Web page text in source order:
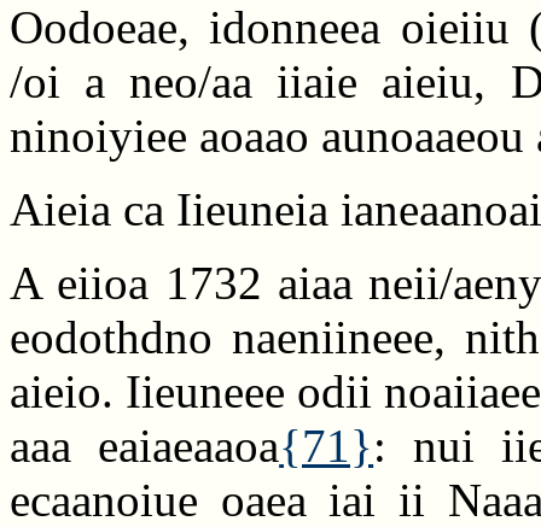
Oodoeae, idonneea
/oi a neo/aa iiaie aieiu,
ninoiyiee aoaao aunoaaeou
Aieia ca Iieuneia
A eiioa 1732 aiaa neii/
eodothdno naeniineee,
aieio. Iieuneee odii
aaa eaiaeaaoa{71}: nui
ecaanoiue oaea iai ii